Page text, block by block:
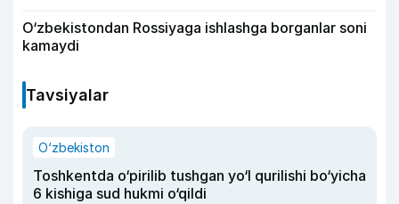
O‘zbekistondan Rossiyaga ishlashga borganlar soni
kamaydi
Tavsiyalar
O‘zbekiston
Toshkentda o‘pirilib tushgan yo‘l qurilishi bo‘yicha
6 kishiga sud hukmi o‘qildi